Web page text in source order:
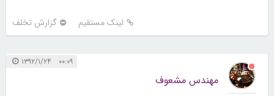
لینک مستقیم گزارش تخلف
۰۰:۰۹ ۱۳۹۲/۱/۲۴
مهندس مشعوف